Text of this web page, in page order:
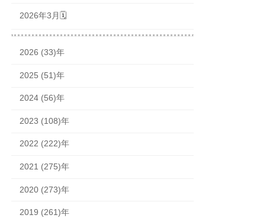
2026年3月🗓
2026 (33)年
2025 (51)年
2024 (56)年
2023 (108)年
2022 (222)年
2021 (275)年
2020 (273)年
2019 (261)年